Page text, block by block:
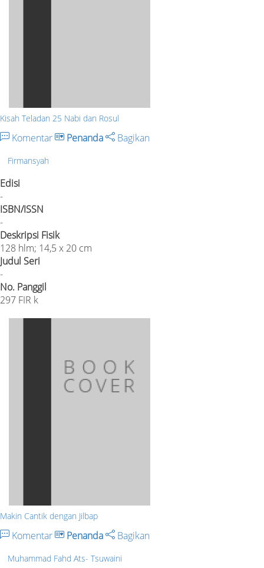
Kisah Teladan 25 Nabi dan Rosul
Komentar Penanda Bagikan
Firmansyah
Edisi
-
ISBN/ISSN
-
Deskripsi Fisik
128 hlm; 14,5 x 20 cm
Judul Seri
-
No. Panggil
297 FIR k
Makin Cantik dengan Jilbap
Komentar Penanda Bagikan
Muhammad Fahd Ats- Tsuwaini